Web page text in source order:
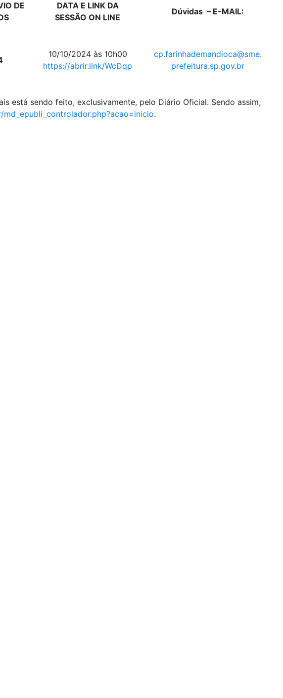
DE
DATA E LINK DA
SESSÃO ON LINE
Dúvidas – E-MAIL:
10/10/2024 às 10h00
https://abrir.link/WcDqp
cp.farinhademandioca@sme.
prefeitura.sp.gov.br
está sendo feito, exclusivamente, pelo Diário Oficial. Sendo assim,
epubli_controlador.php?acao=inicio.